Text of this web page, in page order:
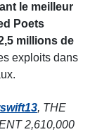
le meilleur
Poets
millions de
exploits dans
, THE
2,610,000